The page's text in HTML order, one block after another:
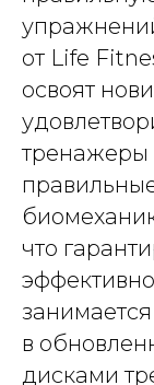
от Life
освоят
тренажеры
что
в
дисками